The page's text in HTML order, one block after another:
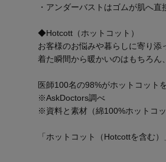
・アンダーバストはゴムが肌へ
◆Hotcott（ホットコット）
お客様のお悩みや暮らしに寄り添
着た瞬間から暖かいのはもちろん
医師100名の98%がホットコット
※AskDoctors調べ
※資料と素材（綿100%ホットコ
「ホットコット（Hotcottを含む